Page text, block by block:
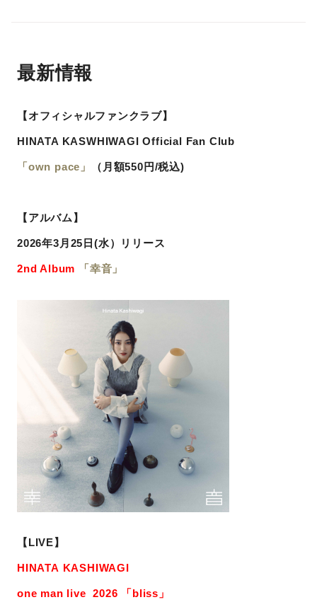
最新情報
【オフィシャルファンクラブ】
HINATA KASWHIWAGI Official Fan Club
「own pace」 （月額550円/税込)
【アルバム】
2026年3月25日(水）リリース
2nd Album 「幸音」
【LIVE】
HINATA KASHIWAGI
one man live 2026 「bliss」